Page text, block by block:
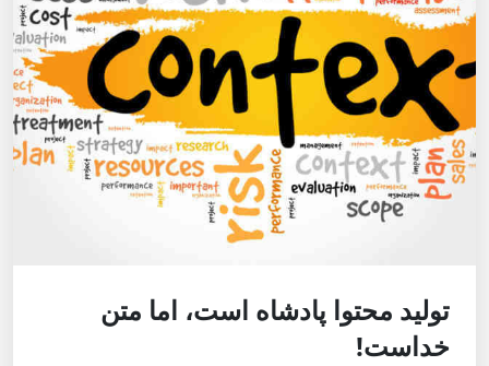
تولید محتوا پادشاه است، اما متن
خداست!